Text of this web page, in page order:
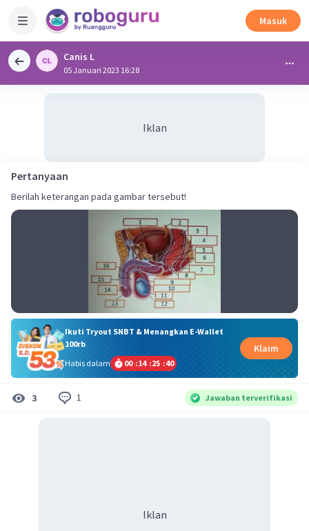
Masuk
Canis L
05 Januari 2023 16:28
Iklan
Pertanyaan
Berilah keterangan pada gambar tersebut!
Ikuti Tryout SNBT & Menangkan E-Wallet
100rb
Habis dalam
00 :14 :25 :40
Klaim
3 1 Jawaban terverifikasi
Iklan